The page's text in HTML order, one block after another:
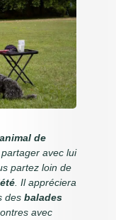
animal de
partager avec lui
partez loin de
. Il appréciera
des balades
avec